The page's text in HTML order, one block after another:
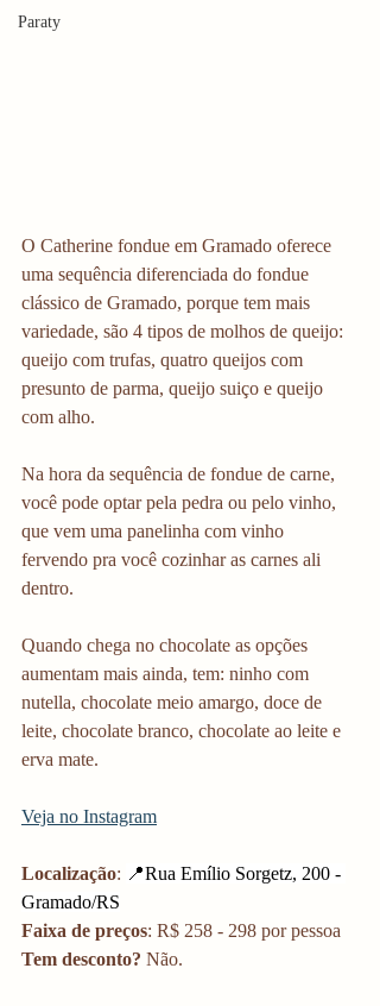
Paraty
O Catherine fondue em Gramado oferece
uma sequência diferenciada do fondue
clássico de Gramado, porque tem mais
variedade, são 4 tipos de molhos de queijo:
queijo com trufas, quatro queijos com
presunto de parma, queijo suiço e queijo
com alho.
Na hora da sequência de fondue de carne,
você pode optar pela pedra ou pelo vinho,
que vem uma panelinha com vinho
fervendo pra você cozinhar as carnes ali
dentro.
Quando chega no chocolate as opções
aumentam mais ainda, tem: ninho com
nutella, chocolate meio amargo, doce de
leite, chocolate branco, chocolate ao leite e
erva mate.
Veja no Instagram
Localização: 📍Rua Emílio Sorgetz, 200 -
Gramado/RS
Faixa de preços: R$ 258 - 298 por pessoa
Tem desconto? Não.